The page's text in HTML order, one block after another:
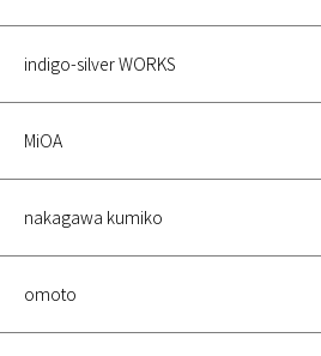
indigo-silver WORKS
MiOA
nakagawa kumiko
omoto